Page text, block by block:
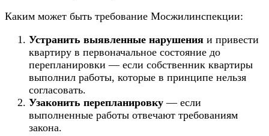
Каким может быть требование Мосжилинспекции:
Устранить выявленные нарушения и привести
квартиру в первоначальное состояние до
перепланировки — если собственник квартиры
выполнил работы, которые в принципе нельзя
согласовать.
Узаконить перепланировку — если
выполненные работы отвечают требованиям
закона.